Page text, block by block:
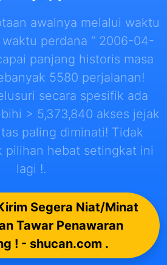
awalnya melalui waktu
perdana “ 2006-04-
panjang historis masa
5580 perjalanan!
secara spesifik ada
> 5,373,840 akses jejak
paling diminati! Tidak
pilihan hebat setingkat ini
lagi !.
Segera Niat/Minat
Tawar Penawaran
! - shucan.com .